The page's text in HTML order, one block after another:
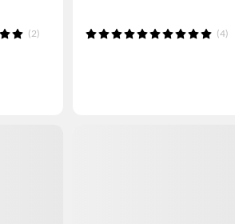
(2) (4)